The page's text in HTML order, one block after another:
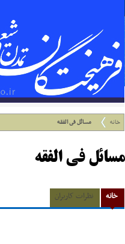
خانه مسائل فى الفقه
مسائل فى الفقه
خانه نظرات کاربران